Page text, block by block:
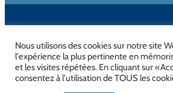
Nous utilisons des cookies sur notre site
l'expérience la plus pertinente en
et les visites répétées. En cliquant sur
consentez à l'utilisation de TOUS les